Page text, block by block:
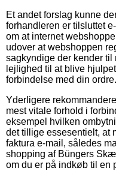
Et andet forslag kunne
forhandleren er tilsluttet
om at internet
udover at webshoppen
sagkyndige der kender til
lejlighed til at blive
forbindelse med din ordre.
Yderligere
mest vitale forhold i
eksempel hvilken
det tillige essesentielt, at
faktura e-mail, således
shopping af Büngers
om du er på indkøb til en